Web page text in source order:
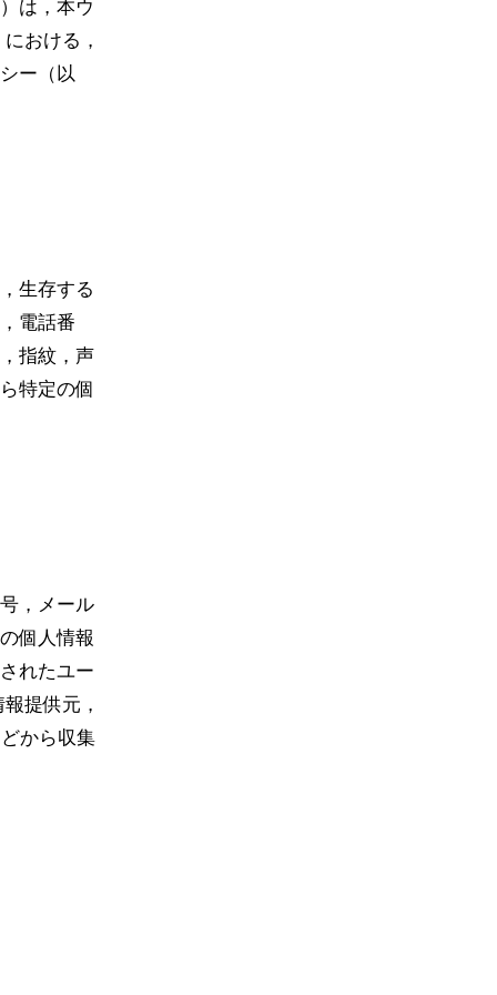
は，本ウ
おける，
ー（以
生存する
電話番
指紋，声
特定の個
，メール
個人情報
れたユー
提供元，
から収集